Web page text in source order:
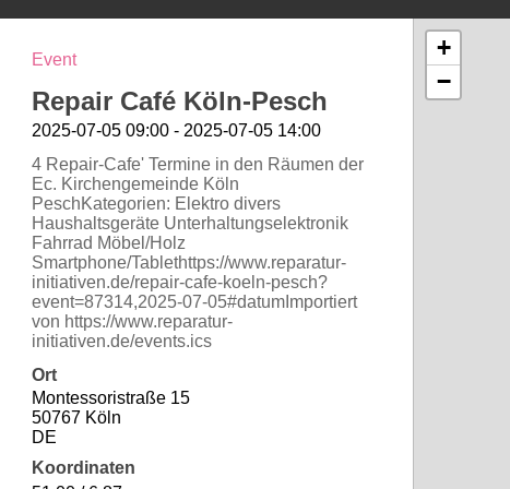
Event
Repair Café Köln-Pesch
2025-07-05 09:00 - 2025-07-05 14:00
4 Repair-Cafe' Termine in den Räumen der
Ec. Kirchengemeinde Köln
PeschKategorien: Elektro divers
Haushaltsgeräte Unterhaltungselektronik
Fahrrad Möbel/Holz
Smartphone/Tablethttps://www.reparatur-
initiativen.de/repair-cafe-koeln-pesch?
event=87314,2025-07-05#datumImportiert
von https://www.reparatur-
initiativen.de/events.ics
Ort
Montessoristraße 15
50767 Köln
DE
Koordinaten
+
−